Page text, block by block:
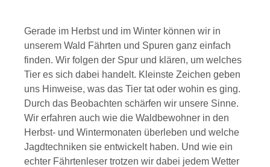
Gerade im Herbst und im Winter können wir in
unserem Wald Fährten und Spuren ganz einfach
finden. Wir folgen der Spur und klären, um welches
Tier es sich dabei handelt. Kleinste Zeichen geben
uns Hinweise, was das Tier tat oder wohin es ging.
Durch das Beobachten schärfen wir unsere Sinne.
Wir erfahren auch wie die Waldbewohner in den
Herbst- und Wintermonaten überleben und welche
Jagdtechniken sie entwickelt haben. Und wie ein
echter Fährtenleser trotzen wir dabei jedem Wetter